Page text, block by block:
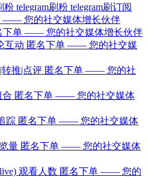
粉 telegram刷粉 telegram刷订阅
—— 您的社交媒体增长伙伴
下单 —— 您的社交媒体增长伙伴
互动 匿名下单 —— 您的社交媒
|转推|点评 匿名下单 —— 您的社
合 匿名下单 —— 您的社交媒体
踪 匿名下单 —— 您的社交媒体
览量 匿名下单 —— 您的社交媒体
观看人数 匿名下单 —— 您的